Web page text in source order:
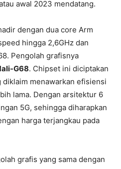
awal 2023 mendatang.
dengan dua core Arm
hingga 2,6GHz dan
Pengolah grafisnya
G68. Chipset ini diciptakan
diklaim menawarkan efisiensi
lama. Dengan arsitektur 6
5G, sehingga diharapkan
harga terjangkau pada
grafis yang sama dengan